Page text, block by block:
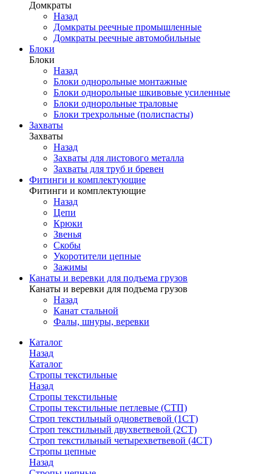
Домкраты
Назад
Домкраты реечные промышленные
Домкраты реечные автомобильные
Блоки
Блоки
Назад
Блоки однорольные монтажные
Блоки однорольные шкивовые усиленные
Блоки однорольные траловые
Блоки трехрольные (полиспасты)
Захваты
Захваты
Назад
Захваты для листового металла
Захваты для труб и бревен
Фитинги и комплектующие
Фитинги и комплектующие
Назад
Цепи
Крюки
Звенья
Скобы
Укоротители цепные
Зажимы
Канаты и веревки для подъема грузов
Канаты и веревки для подъема грузов
Назад
Канат стальной
Фалы, шнуры, веревки
Каталог
Назад
Каталог
Стропы текстильные
Назад
Стропы текстильные
Стропы текстильные петлевые (СТП)
Строп текстильный одноветвевой (1СТ)
Строп текстильный двухветвевой (2СТ)
Строп текстильный четырехветвевой (4СТ)
Стропы цепные
Назад